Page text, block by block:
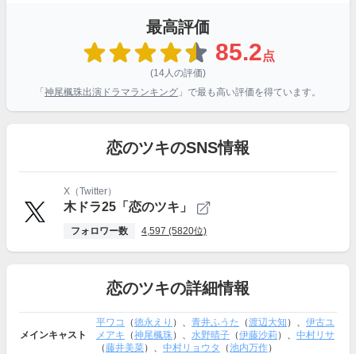
最高評価
85.2点
(14人の評価)
「 神尾楓珠出演ドラマランキング 」で最も高い評価を得ています。
恋のツキのSNS情報
X（Twitter）
木ドラ25「恋のツキ」
フォロワー数 4,597 (5820位)
恋のツキの詳細情報
メインキャスト
平ワコ （徳永えり ）、 青井ふうた （渡辺大知 ）、 伊古ユ
メアキ （神尾楓珠）、 水野晴子 （伊藤沙莉 ）、 中村リサ
（藤井美菜）、 中村リョウタ （池内万作）